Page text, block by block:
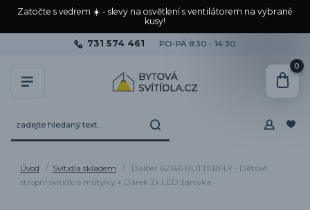
Zatočte s vedrem ☀️ - slevy na osvětlení s ventilátorem na vybrané
kusy!
731 574 461 PO-PÁ 8:30 - 14:30
0
Úvod Svítidla skladem
Dalber 62146 BUTTERFLY - Dětské
stropní svítidlo s motýlky + Dárek 2x LED žárovka